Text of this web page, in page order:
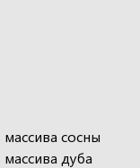
сосны
дуба